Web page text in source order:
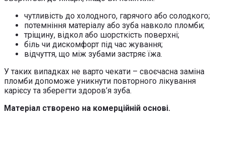
чутливість до холодного, гарячого або солодкого;
потемніння матеріалу або зуба навколо пломби;
тріщину, відкол або шорсткість поверхні;
біль чи дискомфорт під час жування;
відчуття, що між зубами застряє їжа.
У таких випадках не варто чекати – своєчасна заміна
пломби допоможе уникнути повторного лікування
карієсу та зберегти здоров’я зуба.
Матеріал створено на комерційній основі.